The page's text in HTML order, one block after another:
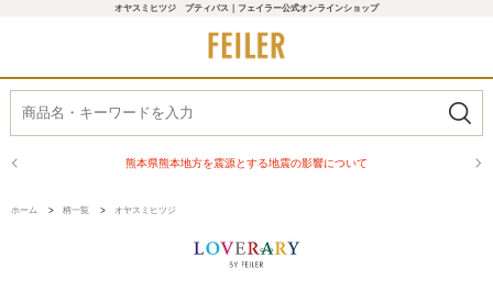
オヤスミヒツジ プティバス｜フェイラー公式オンラインショップ
熊本県熊本地方を震源とする地震の影響について
ホーム > 柄一覧 > オヤスミヒツジ